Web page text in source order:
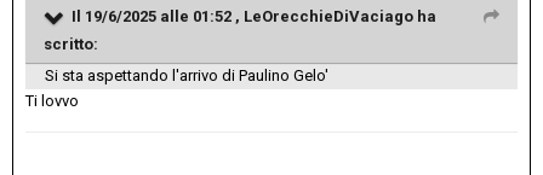
Il 19/6/2025 alle 01:52 , LeOrecchieDiVaciago ha
scritto:
Si sta aspettando l'arrivo di Paulino Gelo'
Ti lovvo